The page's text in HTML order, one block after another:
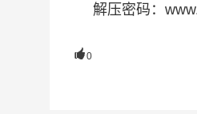
解压密码：
0